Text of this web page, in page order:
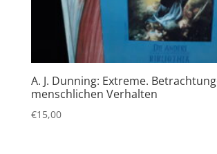
A. J. Dunning: Extreme.
menschlichen Verhalten
€15,00